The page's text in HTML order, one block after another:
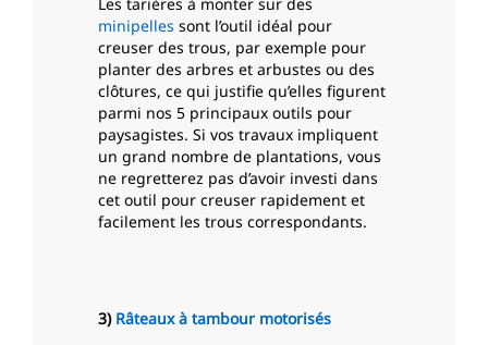
minipelles sont l’outil idéal pour
creuser des trous, par exemple pour
planter des arbres et arbustes ou des
clôtures, ce qui justifie qu’elles figurent
parmi nos 5 principaux outils pour
paysagistes. Si vos travaux impliquent
un grand nombre de plantations, vous
ne regretterez pas d’avoir investi dans
cet outil pour creuser rapidement et
facilement les trous correspondants.
3) Râteaux à tambour motorisés